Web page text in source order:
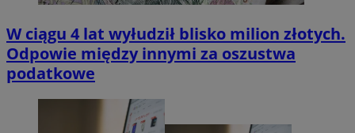
W ciągu 4 lat wyłudził blisko milion złotych.
Odpowie między innymi za oszustwa
podatkowe